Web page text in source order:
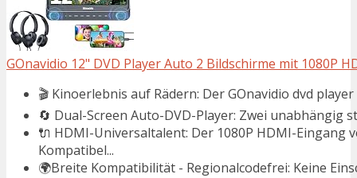
GOnavidio 12" DVD Player Auto 2 Bildschirme mit 1080P
🎬 Kinoerlebnis auf Rädern: Der GOnavidio dvd
🔄 Dual-Screen Auto-DVD-Player: Zwei unabhängig
🔌 HDMI-Universaltalent: Der 1080P HDMI-
Kompatibel...
🌍Breite Kompatibilität - Regionalcodefrei: Keine